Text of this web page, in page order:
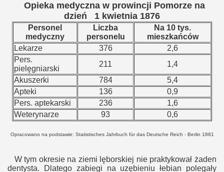
Opieka medyczna w prowincji Pomorze na
dzień 1 kwietnia 1876
Personel
medyczny
Liczba
personelu
Na 10 tys.
mieszkańców
Lekarze
376
2,6
Pers.
pielęgniarski
211
1,4
Akuszerki
784
5,4
Apteki
136
0,9
Pers. aptekarski
236
1,6
Weterynarze
93 0,6
Opracowano na podstawie: Statistisches Jahrbuch für das Deutsche Reich - Berlin 1881
W tym okresie na ziemi lęborskiej nie praktykował żaden
dentysta. Dlatego zabiegi na uzębieniu łebian polegały